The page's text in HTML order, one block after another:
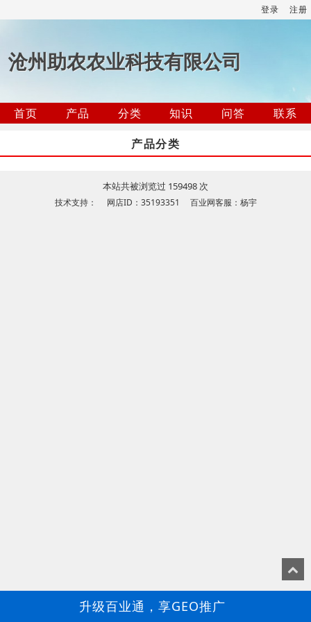
登录 注册
沧州助农农业科技有限公司
首页 产品 分类 知识 问答
联系
产品分类
本站共被浏览过 159498 次
技术支持： 网店ID：35193351 百业网客服：杨宇
升级百业通，享GEO推广